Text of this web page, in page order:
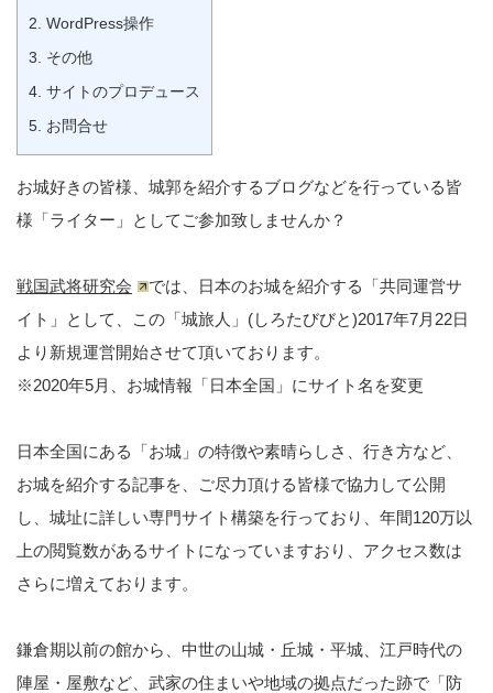
2. WordPress操作
3. その他
4. サイトのプロデュース
5. お問合せ
お城好きの皆様、城郭を紹介するブログなどを行っている皆
様「ライター」としてご参加致しませんか？
戦国武将研究会
では、日本のお城を紹介する「共同運営サ
イト」として、この「城旅人」(しろたびびと)2017年7月22日
より新規運営開始させて頂いております。
※2020年5月、お城情報「日本全国」にサイト名を変更
日本全国にある「お城」の特徴や素晴らしさ、行き方など、
お城を紹介する記事を、ご尽力頂ける皆様で協力して公開
し、城址に詳しい専門サイト構築を行っており、年間120万以
上の閲覧数があるサイトになっていますおり、アクセス数は
さらに増えております。
鎌倉期以前の館から、中世の山城・丘城・平城、江戸時代の
陣屋・屋敷など、武家の住まいや地域の拠点だった跡で「防